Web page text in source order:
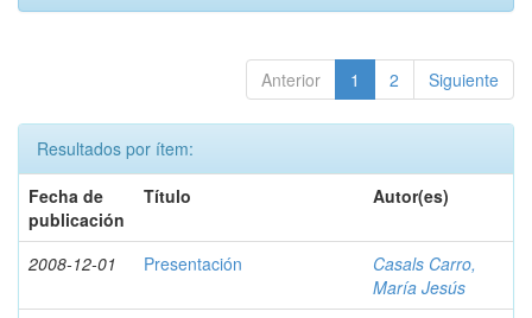
Anterior 1 2 Siguiente
Resultados por ítem:
Fecha de
publicación
Título Autor(es)
2008-12-01 Presentación
Casals Carro,
María Jesús